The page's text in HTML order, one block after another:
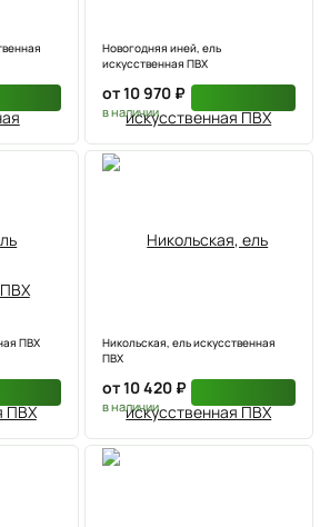
Новогодняя иней, ель
искусственная ПВХ
от 10 970 ₽
в наличии
ПВХ
Никольская, ель искусственная
ПВХ
от 10 420 ₽
в наличии